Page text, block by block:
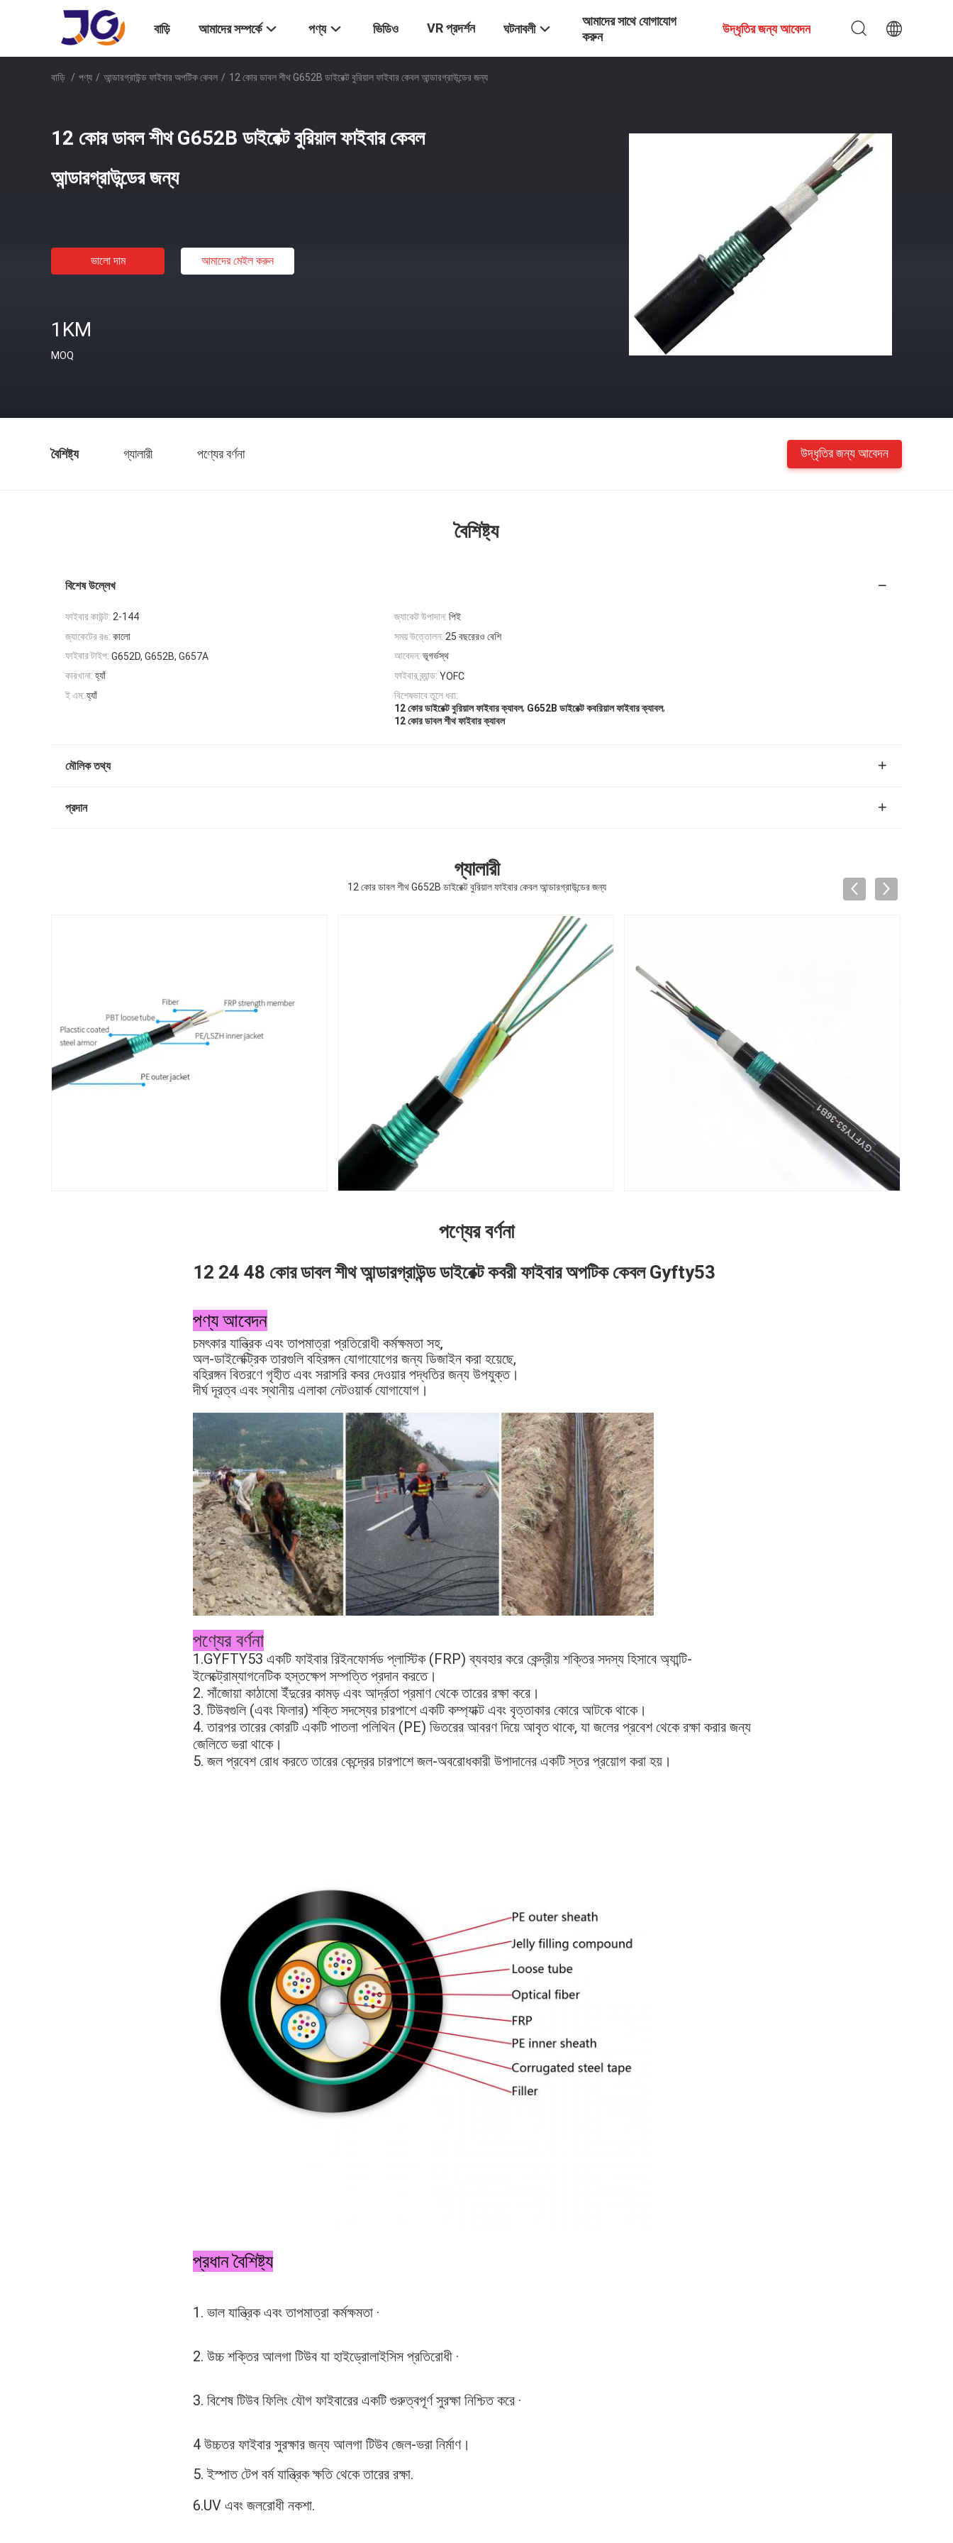
বাড়ি আমাদের সম্পর্কে পণ্য ভিডিও VR প্রদর্শন ঘটনাবলী
আমাদের সাথে যোগাযোগ
করুন
উদ্ধৃতির জন্য আবেদন
বাড়ি / পণ্য / আন্ডারগ্রাউন্ড ফাইবার অপটিক কেবল / 12 কোর ডাবল শীথ G652B ডাইরেক্ট বুরিয়াল ফাইবার কেবল আন্ডারগ্রাউন্ডের জন্য
12 কোর ডাবল শীথ G652B ডাইরেক্ট বুরিয়াল ফাইবার কেবল
আন্ডারগ্রাউন্ডের জন্য
ভালো দাম আমাদের মেইল ​​করুন
1KM
MOQ
বৈশিষ্ট্য গ্যালারী পণ্যের বর্ণনা উদ্ধৃতির জন্য আবেদন
বৈশিষ্ট্য
বিশেষ উল্লেখ
ফাইবার কাউন্ট: 2-144 জ্যাকেট উপাদান: পিই
জ্যাকেটের রঙ: কালো সময় উত্তোলন: 25 বছরেরও বেশি
ফাইবার টাইপ: G652D, G652B, G657A আবেদন: ভূগর্ভস্থ
কারখানা: হ্যাঁ ফাইবার ব্র্যান্ড: YOFC
ই এম: হ্যাঁ
বিশেষভাবে তুলে ধরা:
12 কোর ডাইরেক্ট বুরিয়াল ফাইবার ক্যাবল, G652B ডাইরেক্ট কবরিয়াল ফাইবার ক্যাবল,
12 কোর ডাবল শীথ ফাইবার ক্যাবল
মৌলিক তথ্য
প্রদান
গ্যালারী
12 কোর ডাবল শীথ G652B ডাইরেক্ট বুরিয়াল ফাইবার কেবল আন্ডারগ্রাউন্ডের জন্য
পণ্যের বর্ণনা
12 24 48 কোর ডাবল শীথ আন্ডারগ্রাউন্ড ডাইরেক্ট কবরী ফাইবার অপটিক কেবল Gyfty53
পণ্য আবেদন
চমৎকার যান্ত্রিক এবং তাপমাত্রা প্রতিরোধী কর্মক্ষমতা সহ,
অল-ডাইলেক্ট্রিক তারগুলি বহিরঙ্গন যোগাযোগের জন্য ডিজাইন করা হয়েছে,
বহিরঙ্গন বিতরণে গৃহীত এবং সরাসরি কবর দেওয়ার পদ্ধতির জন্য উপযুক্ত।
দীর্ঘ দূরত্ব এবং স্থানীয় এলাকা নেটওয়ার্ক যোগাযোগ।
পণ্যের বর্ণনা
1.GYFTY53 একটি ফাইবার রিইনফোর্সড প্লাস্টিক (FRP) ব্যবহার করে কেন্দ্রীয় শক্তির সদস্য হিসাবে অ্যান্টি-
ইলেক্ট্রোম্যাগনেটিক হস্তক্ষেপ সম্পত্তি প্রদান করতে।
2. সাঁজোয়া কাঠামো ইঁদুরের কামড় এবং আর্দ্রতা প্রমাণ থেকে তারের রক্ষা করে।
3. টিউবগুলি (এবং ফিলার) শক্তি সদস্যের চারপাশে একটি কম্প্যাক্ট এবং বৃত্তাকার কোরে আটকে থাকে।
4. তারপর তারের কোরটি একটি পাতলা পলিথিন (PE) ভিতরের আবরণ দিয়ে আবৃত থাকে, যা জলের প্রবেশ থেকে রক্ষা করার জন্য
জেলিতে ভরা থাকে।
5. জল প্রবেশ রোধ করতে তারের কেন্দ্রের চারপাশে জল-অবরোধকারী উপাদানের একটি স্তর প্রয়োগ করা হয়।
প্রধান বৈশিষ্ট্য
1. ভাল যান্ত্রিক এবং তাপমাত্রা কর্মক্ষমতা ·
2. উচ্চ শক্তির আলগা টিউব যা হাইড্রোলাইসিস প্রতিরোধী ·
3. বিশেষ টিউব ফিলিং যৌগ ফাইবারের একটি গুরুত্বপূর্ণ সুরক্ষা নিশ্চিত করে ·
4 উচ্চতর ফাইবার সুরক্ষার জন্য আলগা টিউব জেল-ভরা নির্মাণ।
5. ইস্পাত টেপ বর্ম যান্ত্রিক ক্ষতি থেকে তারের রক্ষা.
6.UV এবং জলরোধী নকশা.